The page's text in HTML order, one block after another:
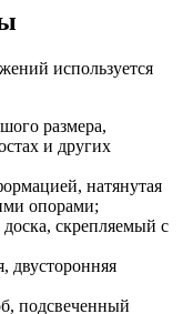
используется
размера,
и других
натянутая
опорами;
скрепляемый с
двусторонняя
подсвеченный